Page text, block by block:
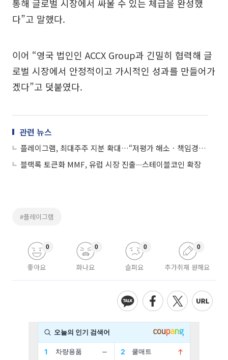
통해 글로벌 시장에서 싸울 수 있는 체급을 완성했
다”고 말했다.
이어 “영국 법인인 ACCX Group과 긴밀히 협력해 글
로벌 시장에서 안정적이고 가시적인 성과를 만들어가
겠다”고 덧붙였다.
관련 뉴스
플레이그램, 최대주주 지분 확대…“저평가 해소ㆍ책임경영 강화”
블랙록 토큰화 MMF, 유럽 시장 진출∙∙∙스테이블코인 확장
#플레이그램
좋아요
0
화나요
0
슬퍼요
0
추가취재 원해요
0